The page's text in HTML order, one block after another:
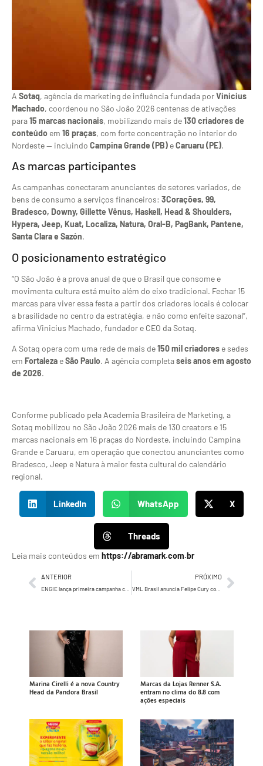
A Sotaq, agência de marketing de influência fundada porVinicius
Machado, coordenou no São João 2026 centenas de ativações
para15 marcas nacionais, mobilizando mais de130 criadores de
conteúdo em 16 praças, com forte concentração no interior do
Nordeste — incluindo Campina Grande (PB) eCaruaru (PE).
As marcas participantes
As campanhas conectaram anunciantes de setores variados, de
bens de consumo a serviços financeiros: 3Corações, 99,
Bradesco, Downy, Gillette Vênus, Haskell, Head & Shoulders,
Hypera, Jeep, Kuat, Localiza, Natura, Oral-B, PagBank, Pantene,
Santa Clara e Sazón.
O posicionamento estratégico
“O São João é a prova anual de que o Brasil que consome e
movimenta cultura está muito além do eixo tradicional. Fechar 15
marcas para viver essa festa a partir dos criadores locais é colocar
a brasilidade no centro da estratégia, e não como enfeite sazonal”,
afirma Vinicius Machado, fundador e CEO da Sotaq.
A Sotaq opera com uma rede de mais de150 mil criadores e sedes
em Fortaleza eSão Paulo. A agência completaseis anos em agosto
de 2026.
Conforme publicado pela Academia Brasileira de Marketing, a
Sotaq mobilizou no São João 2026 mais de 130 creators e 15
marcas nacionais em 16 praças do Nordeste, incluindo Campina
Grande e Caruaru, em operação que conectou anunciantes como
Bradesco, Jeep e Natura à maior festa cultural do calendário
regional.
LinkedIn WhatsApp X
Threads
Leia mais conteúdos em https://abramark.com.br
ANTERIOR PRÓXIMO
VML Brasil anuncia Felipe Cury como novo Chief Creative Officer
Marina Cirelli é a nova Country
Head da Pandora Brasil
Marcas da Lojas Renner S.A.
entram no clima do 8.8 com
ações especiais